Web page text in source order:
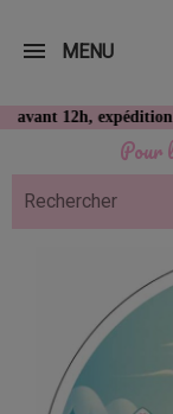
Pour
12h, expédition le
MENU